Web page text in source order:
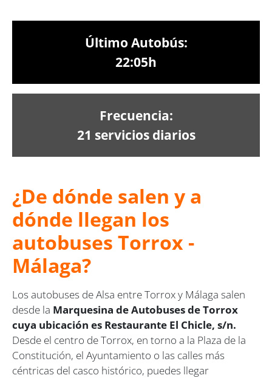
Último Autobús:
22:05h
Frecuencia:
21 servicios diarios
¿De dónde salen y a
dónde llegan los
autobuses Torrox -
Málaga?
Los autobuses de Alsa entre Torrox y Málaga salen
desde la Marquesina de Autobuses de Torrox
cuya ubicación es Restaurante El Chicle, s/n.
Desde el centro de Torrox, en torno a la Plaza de la
Constitución, el Ayuntamiento o las calles más
céntricas del casco histórico, puedes llegar